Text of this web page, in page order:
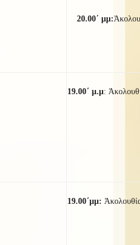
20.00΄ μμ:
19.00΄ μ.μ:
19.00΄μμ: